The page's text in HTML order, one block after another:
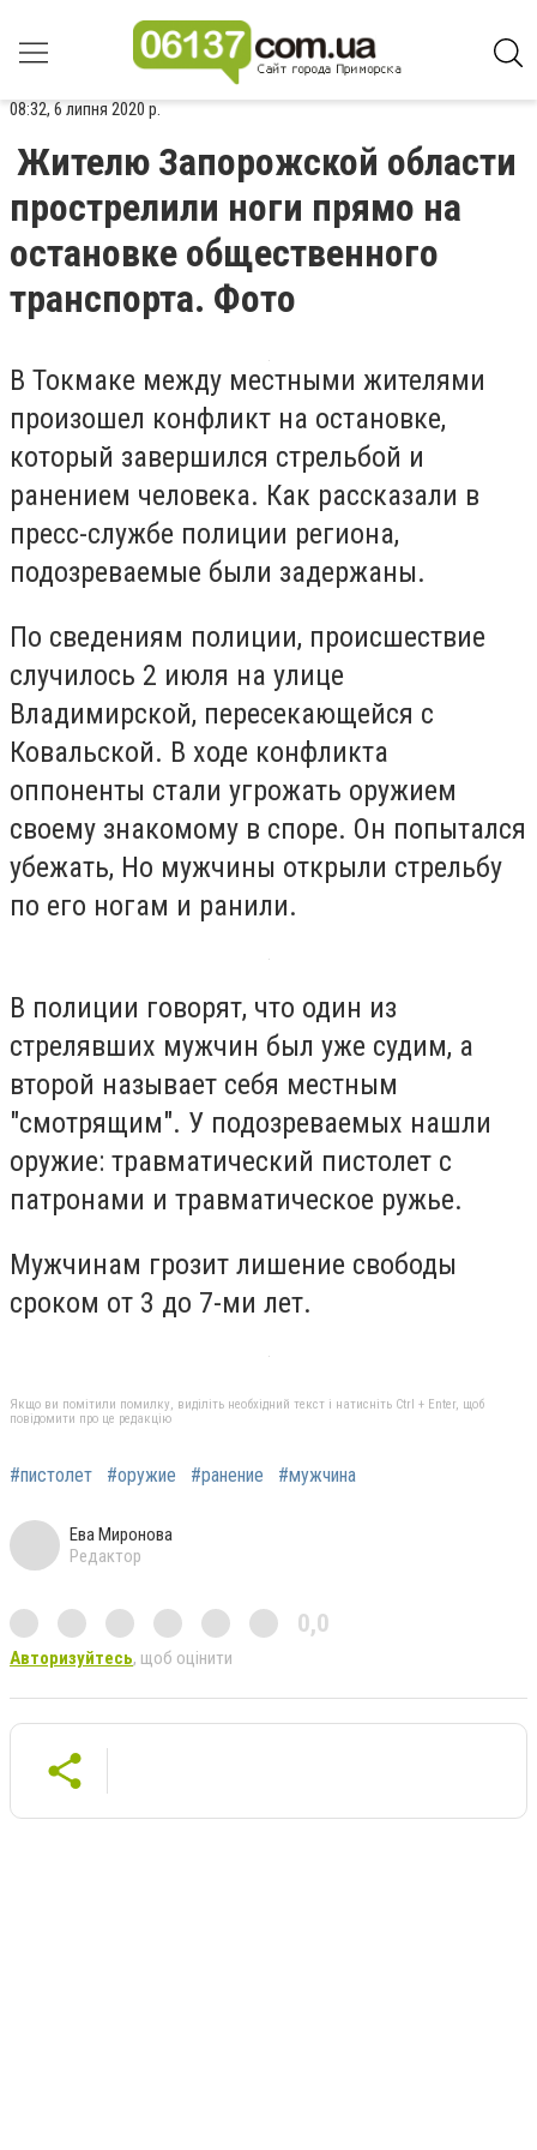
08:32, 6 липня 2020 р.
Жителю Запорожской области
прострелили ноги прямо на
остановке общественного
транспорта. Фото
В Токмаке между местными жителями
произошел конфликт на остановке,
который завершился стрельбой и
ранением человека. Как рассказали в
пресс-службе полиции региона,
подозреваемые были задержаны.
По сведениям полиции, происшествие
случилось 2 июля на улице
Владимирской, пересекающейся с
Ковальской. В ходе конфликта
оппоненты стали угрожать оружием
своему знакомому в споре. Он попытался
убежать, Но мужчины открыли стрельбу
по его ногам и ранили.
В полиции говорят, что один из
стрелявших мужчин был уже судим, а
второй называет себя местным
"смотрящим". У подозреваемых нашли
оружие: травматический пистолет с
патронами и травматическое ружье.
Мужчинам грозит лишение свободы
сроком от 3 до 7-ми лет.
Якщо ви помітили помилку, виділіть необхідний текст і натисніть Ctrl + Enter, щоб
повідомити про це редакцію
#пистолет #оружие #ранение #мужчина
Ева Миронова
Редактор
0,0
Авторизуйтесь, щоб оцінити